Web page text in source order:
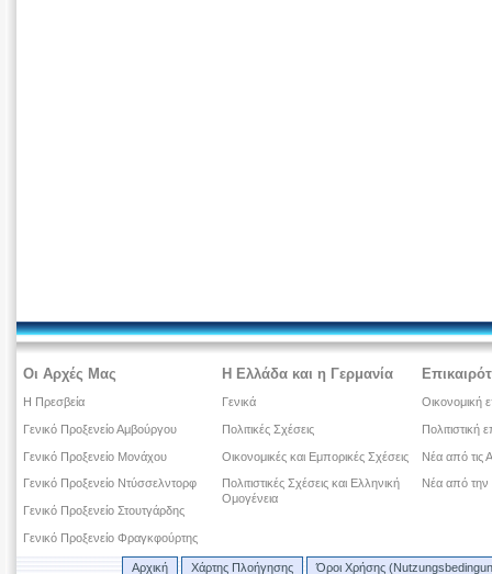
Οι Αρχές Μας
Η Πρεσβεία
Γενικό Προξενείο Αμβούργου
Γενικό Προξενείο Μονάχου
Γενικό Προξενείο Ντύσσελντορφ
Γενικό Προξενείο Στουτγάρδης
Γενικό Προξενείο Φραγκφούρτης
Η Ελλάδα και η Γερμανία
Γενικά
Πολιτικές Σχέσεις
Οικονομικές και Εμπορικές Σχέσεις
Πολιτιστικές Σχέσεις και Ελληνική
Ομογένεια
Οικονομική
Πολιτιστική
Νέα από τις
Νέα από την
Αρχική Χάρτης Πλοήγησης Όροι Χρήσης